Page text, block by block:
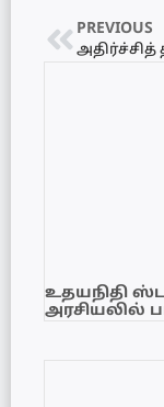
PREVIOUS
உதயநிதி
அரசியலில்